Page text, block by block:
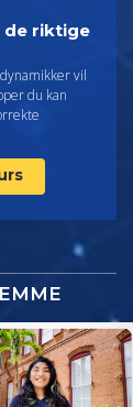
de riktige
vil
du kan